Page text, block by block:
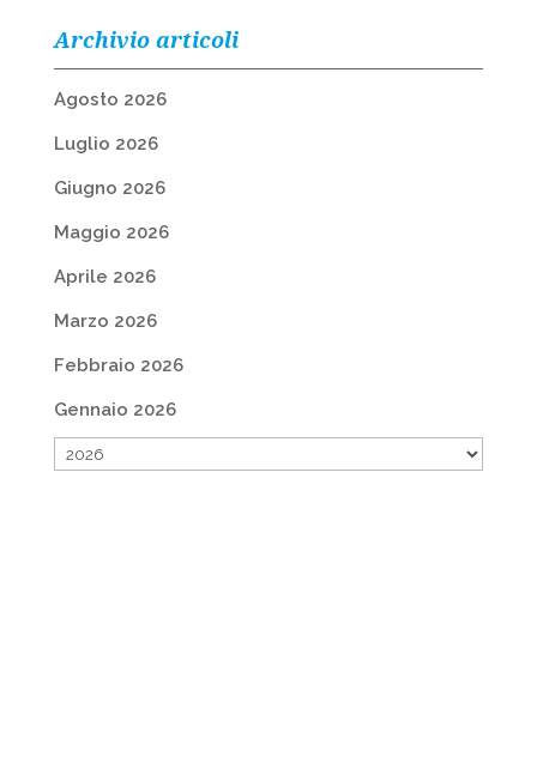
Archivio articoli
Agosto 2026
Luglio 2026
Giugno 2026
Maggio 2026
Aprile 2026
Marzo 2026
Febbraio 2026
Gennaio 2026